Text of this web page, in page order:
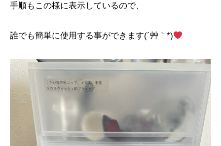
手順もこの様に表示しているので、
誰でも簡単に使用する事ができます(´艸｀*)